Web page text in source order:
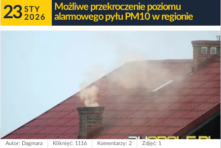
23 STY
2026
Możliwe przekroczenie poziomu
alarmowego pyłu PM10 w regionie
Autor: Dagmara Kliknięć: 1116 Komentarzy: 2 Zdjęć: 1